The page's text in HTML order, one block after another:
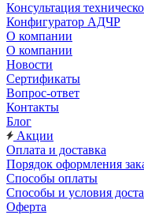
Консультация
Конфигуратор АДЧР
О компании
О компании
Новости
Сертификаты
Вопрос-ответ
Контакты
Блог
Акции
Оплата и доставка
Порядок оформления
Способы оплаты
Способы и условия
Оферта